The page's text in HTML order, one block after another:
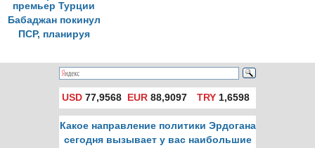
премьер Турции
Бабаджан покинул
ПСР, планируя
партию
USD 77,9568 EUR 88,9097 TRY1,6598
Какое направление политики Эрдогана
сегодня вызывает у вас наибольшие